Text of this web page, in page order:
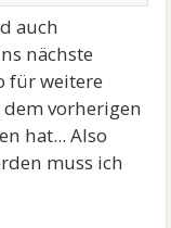
auch
nächste
für weitere
vorherigen
hat... Also
muss ich